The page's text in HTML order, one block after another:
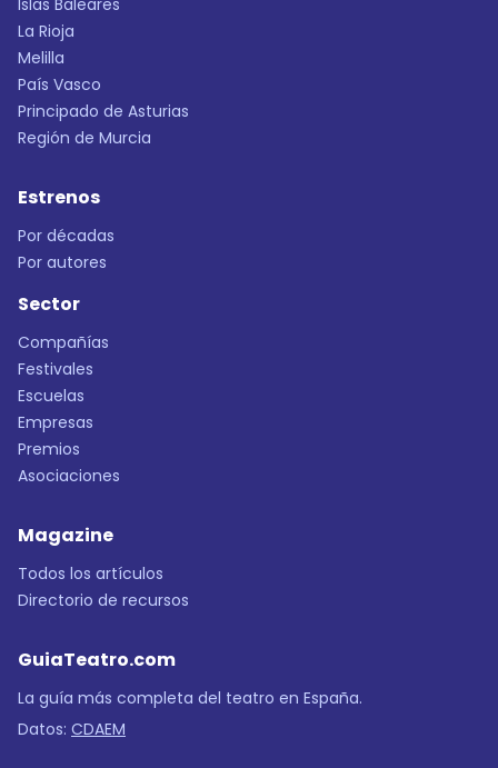
Islas Baleares
La Rioja
Melilla
País Vasco
Principado de Asturias
Región de Murcia
Estrenos
Por décadas
Por autores
Sector
Compañías
Festivales
Escuelas
Empresas
Premios
Asociaciones
Magazine
Todos los artículos
Directorio de recursos
GuiaTeatro.com
La guía más completa del teatro en España.
Datos: CDAEM